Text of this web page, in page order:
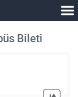
Bileti